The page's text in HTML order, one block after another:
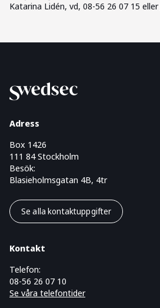
Katarina Lidén, vd, 08-56 26 07 15 eller
Adress
Box 1426
111 84 Stockholm
Besök:
Blasieholmsgatan 4B, 4tr
Se alla kontaktuppgifter
Kontakt
Telefon:
08-56 26 07 10
Se våra telefontider